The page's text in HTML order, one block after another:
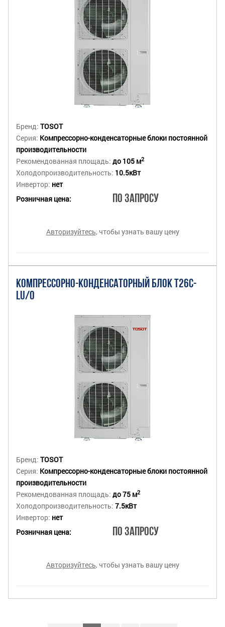
Бренд: TOSOT
Серия: Компрессорно-конденсаторные блоки постоянной
производительности
Рекомендованная площадь: до 105 м2
Холодопроизводительность: 10.5кВт
Инвертор: нет
Розничная цена:
По запросу
Авторизуйтесь, чтобы узнать вашу цену
КОМПРЕССОРНО-КОНДЕНСАТОРНЫЙ БЛОК T26C-
LU/O
Бренд: TOSOT
Серия: Компрессорно-конденсаторные блоки постоянной
производительности
Рекомендованная площадь: до 75 м2
Холодопроизводительность: 7.5кВт
Инвертор: нет
Розничная цена:
По запросу
Авторизуйтесь, чтобы узнать вашу цену